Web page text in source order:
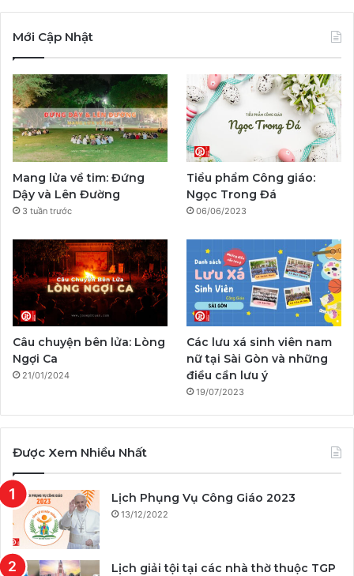
c
b
o
o
k
u
b
e
a
g
r
a
a
g
r
a
m
o
k
Mới Cập Nhật
Mang lửa về tim: Đứng
Dậy và Lên Đường
3 tuần trước
Tiểu phẩm Công giáo:
Ngọc Trong Đá
06/06/2023
Câu chuyện bên lửa: Lòng
Ngợi Ca
21/01/2024
Các lưu xá sinh viên nam
nữ tại Sài Gòn và những
điều cần lưu ý
19/07/2023
Được Xem Nhiều Nhất
Lịch Phụng Vụ Công Giáo 2023
13/12/2022
Lịch giải tội tại các nhà thờ thuộc TGP